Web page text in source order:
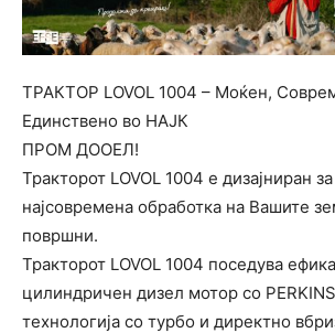
ТРАКТОР LOVOL 1004 – Моќен,
Единствено во НАЈК
ПРОМ ДООЕЛ!
Тракторот LOVOL 1004 е дизајниран
најсовремена обработка на Вашите
површни.
Тракторот LOVOL 1004 поседува
цилиндричен дизел мотор со PERKINS
технологија со турбо и директно